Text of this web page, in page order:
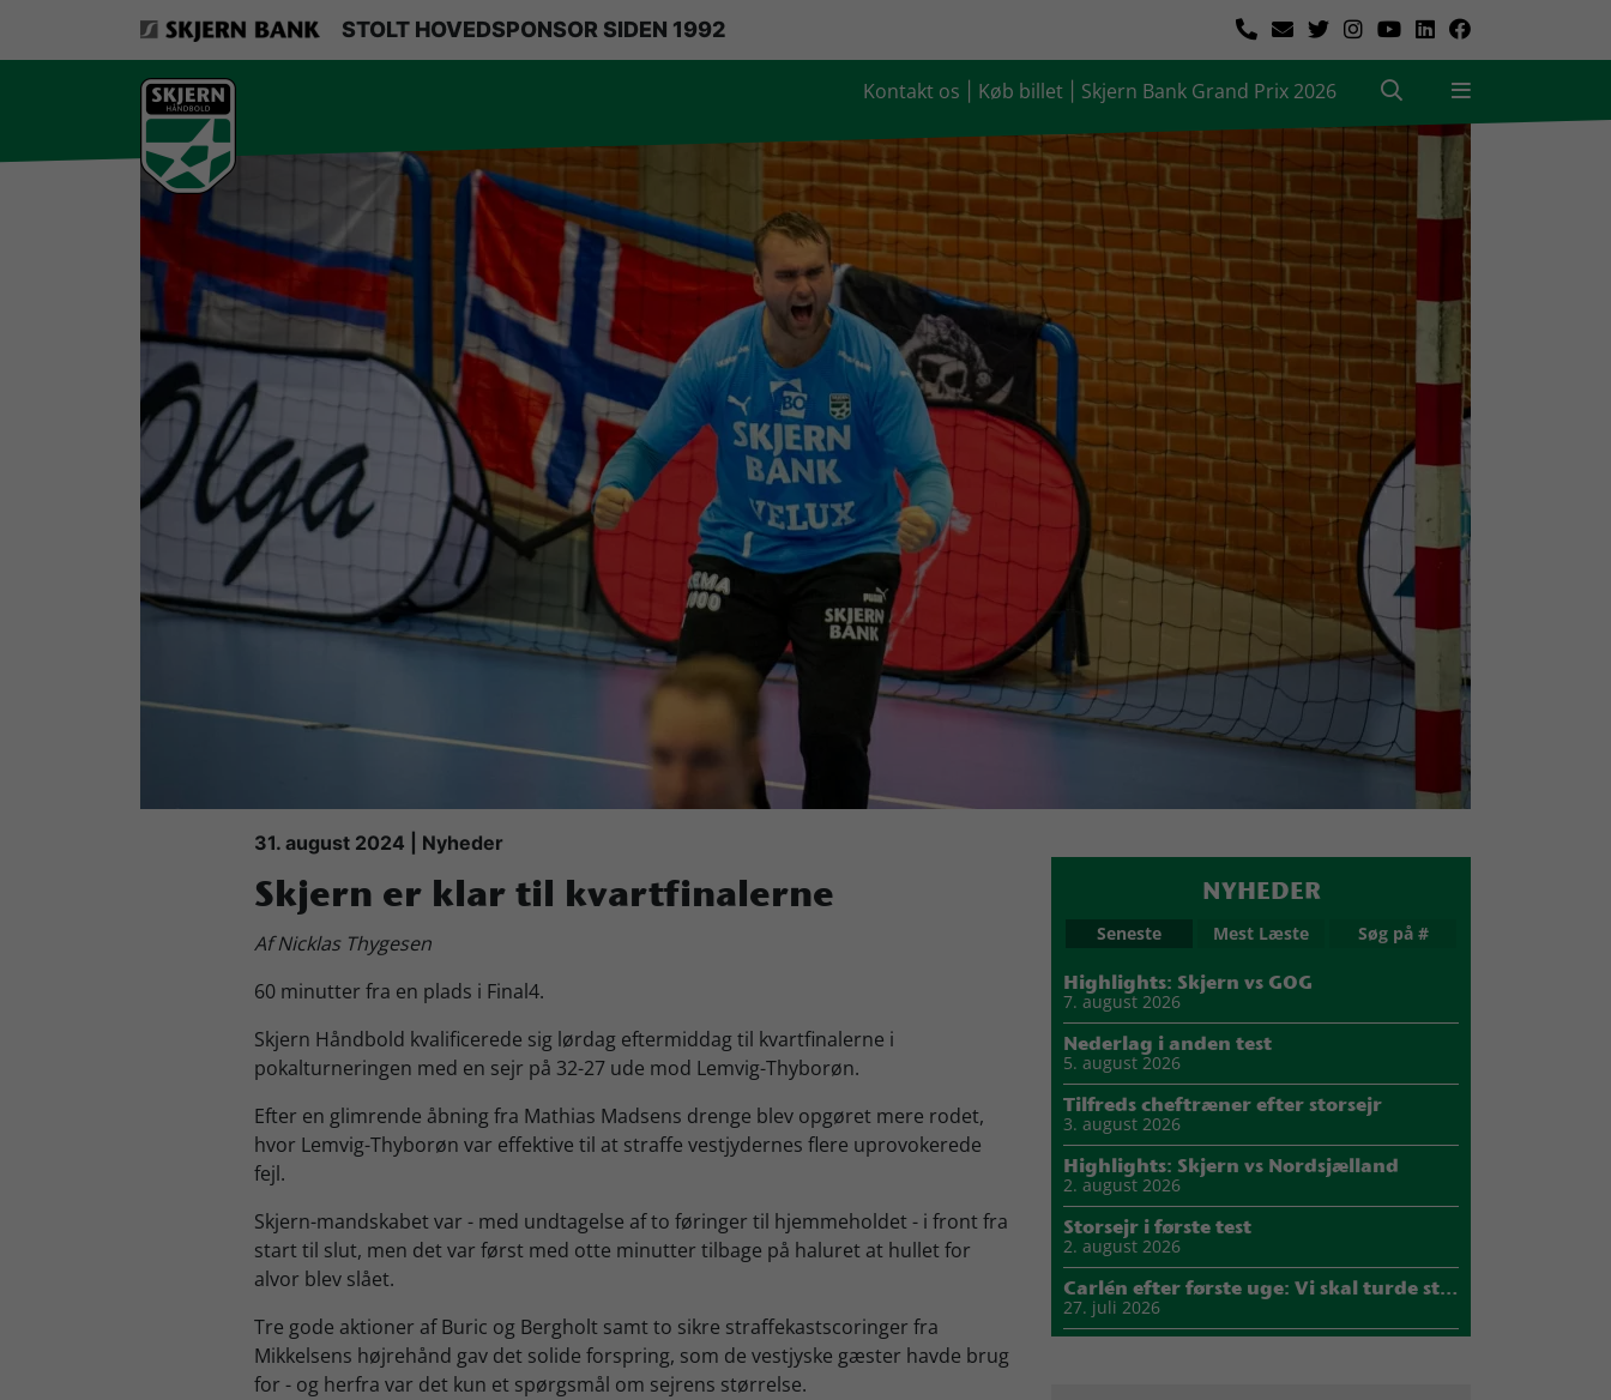
STOLT HOVEDSPONSOR SIDEN 1992
Kontakt os Køb billet Skjern Bank Grand Prix 2026
VerdensMindsteStorklub
Billetsalg / sæsonkort
Presse
Samarbejdsklubber
Skjern Bank Grand Prix
Nyhedsbrev
Køb Billet
31. august 2024 | Nyheder
Skjern er klar til kvartfinalerne
Af Nicklas Thygesen
60 minutter fra en plads i Final4.
Skjern Håndbold kvalificerede sig lørdag eftermiddag til kvartfinalerne i
pokalturneringen med en sejr på 32-27 ude mod Lemvig-Thyborøn.
Efter en glimrende åbning fra Mathias Madsens drenge blev opgøret mere rodet,
hvor Lemvig-Thyborøn var effektive til at straffe vestjydernes flere uprovokerede
fejl.
Skjern-mandskabet var - med undtagelse af to føringer til hjemmeholdet - i front fra
start til slut, men det var først med otte minutter tilbage på haluret at hullet for
alvor blev slået.
Tre gode aktioner af Buric og Bergholt samt to sikre straffekastscoringer fra
Mikkelsens højrehånd gav det solide forspring, som de vestjyske gæster havde brug
for - og herfra var det kun et spørgsmål om sejrens størrelse.
NYHEDER
Seneste Mest Læste Søg på #
Highlights: Skjern vs GOG
7. august 2026
Nederlag i anden test
5. august 2026
Tilfreds cheftræner efter storsejr
3. august 2026
Highlights: Skjern vs Nordsjælland
2. august 2026
Storsejr i første test
2. august 2026
Carlén efter første uge: Vi skal turde stille krav til hinanden
27. juli 2026